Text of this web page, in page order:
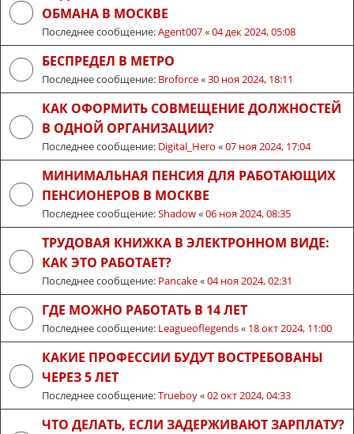
ОБМАНА В МОСКВЕ
Последнее сообщение:Agent007«04 дек 2024, 05:08
БЕСПРЕДЕЛ В МЕТРО
Последнее сообщение: Broforce«30 ноя 2024, 18:11
КАК ОФОРМИТЬ СОВМЕЩЕНИЕ ДОЛЖНОСТЕЙ
В ОДНОЙ ОРГАНИЗАЦИИ?
Последнее сообщение: Digital_Hero «07 ноя 2024, 17:04
МИНИМАЛЬНАЯ ПЕНСИЯ ДЛЯ РАБОТАЮЩИХ
ПЕНСИОНЕРОВ В МОСКВЕ
Последнее сообщение:Shadow«06 ноя 2024, 08:35
ТРУДОВАЯ КНИЖКА В ЭЛЕКТРОННОМ ВИДЕ:
КАК ЭТО РАБОТАЕТ?
Последнее сообщение: Pancake«04 ноя 2024, 02:31
ГДЕ МОЖНО РАБОТАТЬ В 14 ЛЕТ
Последнее сообщение: Leagueoflegends« 18 окт 2024, 11:00
КАКИЕ ПРОФЕССИИ БУДУТ ВОСТРЕБОВАНЫ
ЧЕРЕЗ 5 ЛЕТ
Последнее сообщение:Trueboy«02 окт 2024, 04:33
ЧТО ДЕЛАТЬ, ЕСЛИ ЗАДЕРЖИВАЮТ ЗАРПЛАТУ?